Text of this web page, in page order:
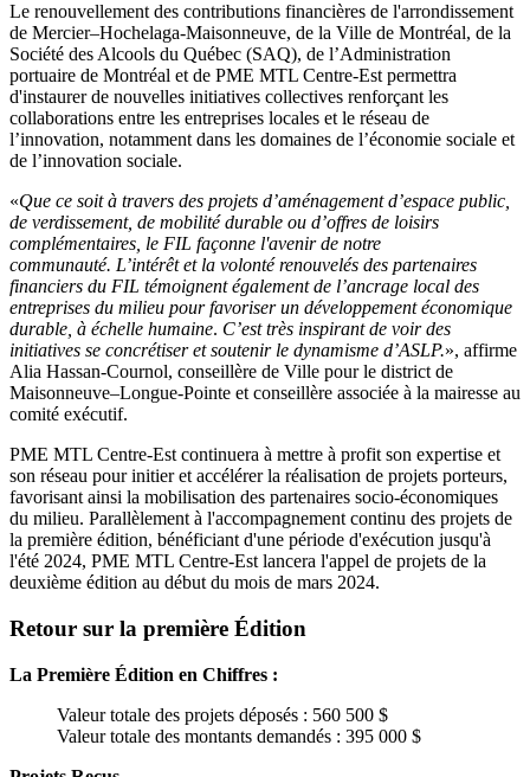
Le renouvellement des contributions financières de l'arrondissement
de Mercier–Hochelaga-Maisonneuve, de la Ville de Montréal, de la
Société des Alcools du Québec (SAQ), de l’Administration
portuaire de Montréal et de PME MTL Centre-Est permettra
d'instaurer de nouvelles initiatives collectives renforçant les
collaborations entre les entreprises locales et le réseau de
l’innovation, notamment dans les domaines de l’économie sociale et
de l’innovation sociale.
«Que ce soit à travers des projets d’aménagement d’espace public,
de verdissement, de mobilité durable ou d’offres de loisirs
complémentaires, le FIL façonne l'avenir de notre
communauté. L’intérêt et la volonté renouvelés des partenaires
financiers du FIL témoignent également de l’ancrage local des
entreprises du milieu pour favoriser un développement économique
durable, à échelle humaine. C’est très inspirant de voir des
initiatives se concrétiser et soutenir le dynamisme d’ASLP.», affirme
Alia Hassan-Cournol, conseillère de Ville pour le district de
Maisonneuve–Longue-Pointe et conseillère associée à la mairesse au
comité exécutif.
PME MTL Centre-Est continuera à mettre à profit son expertise et
son réseau pour initier et accélérer la réalisation de projets porteurs,
favorisant ainsi la mobilisation des partenaires socio-économiques
du milieu. Parallèlement à l'accompagnement continu des projets de
la première édition, bénéficiant d'une période d'exécution jusqu'à
l'été 2024, PME MTL Centre-Est lancera l'appel de projets de la
deuxième édition au début du mois de mars 2024.
Retour sur la première Édition
La Première Édition en Chiffres :
Valeur totale des projets déposés : 560 500 $
Valeur totale des montants demandés : 395 000 $